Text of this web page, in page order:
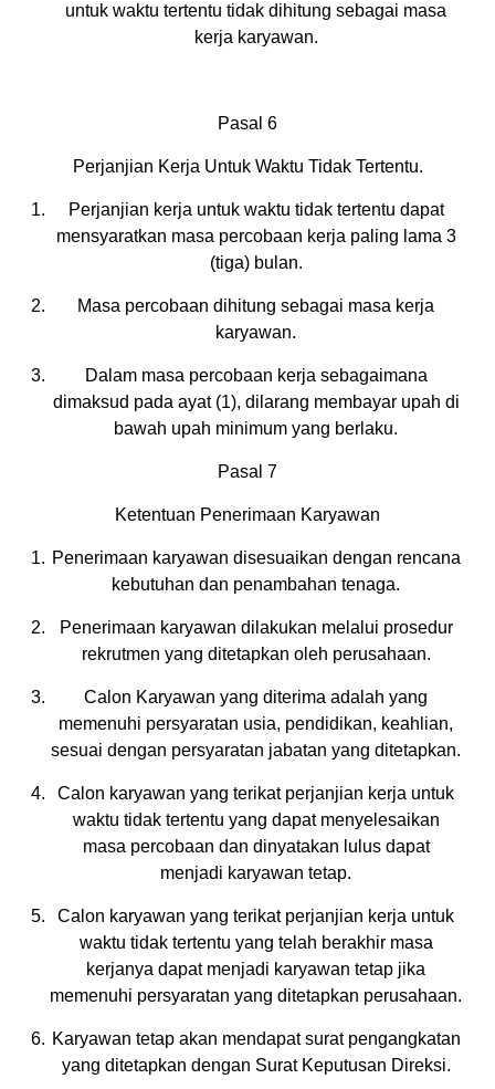
untuk waktu tertentu tidak dihitung sebagai masa
kerja karyawan.
Pasal 6
Perjanjian Kerja Untuk Waktu Tidak Tertentu.
Perjanjian kerja untuk waktu tidak tertentu dapat
mensyaratkan masa percobaan kerja paling lama 3
(tiga) bulan.
Masa percobaan dihitung sebagai masa kerja
karyawan.
Dalam masa percobaan kerja sebagaimana
dimaksud pada ayat (1), dilarang membayar upah di
bawah upah minimum yang berlaku.
Pasal 7
Ketentuan Penerimaan Karyawan
Penerimaan karyawan disesuaikan dengan rencana
kebutuhan dan penambahan tenaga.
Penerimaan karyawan dilakukan melalui prosedur
rekrutmen yang ditetapkan oleh perusahaan.
Calon Karyawan yang diterima adalah yang
memenuhi persyaratan usia, pendidikan, keahlian,
sesuai dengan persyaratan jabatan yang ditetapkan.
Calon karyawan yang terikat perjanjian kerja untuk
waktu tidak tertentu yang dapat menyelesaikan
masa percobaan dan dinyatakan lulus dapat
menjadi karyawan tetap.
Calon karyawan yang terikat perjanjian kerja untuk
waktu tidak tertentu yang telah berakhir masa
kerjanya dapat menjadi karyawan tetap jika
memenuhi persyaratan yang ditetapkan perusahaan.
Karyawan tetap akan mendapat surat pengangkatan
yang ditetapkan dengan Surat Keputusan Direksi.